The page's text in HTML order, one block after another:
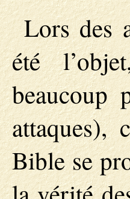
Lors des
été
beaucoup
attaques),
Bible se